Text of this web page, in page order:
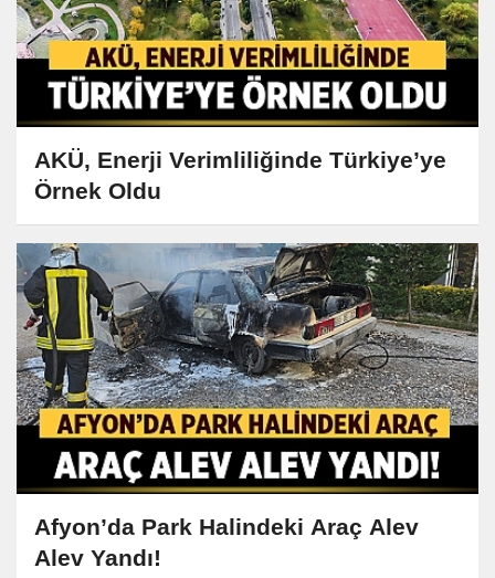
AKÜ, Enerji Verimliliğinde Türkiye’ye
Örnek Oldu
Afyon’da Park Halindeki Araç Alev
Alev Yandı!